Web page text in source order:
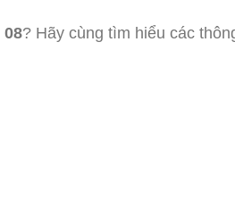
08? Hãy cùng tìm hiểu các